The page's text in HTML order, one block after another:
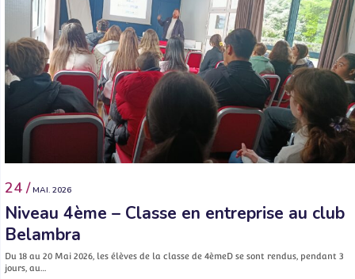
24 / MAI. 2026
Niveau 4ème – Classe en entreprise au club
Belambra
Du 18 au 20 Mai 2026, les élèves de la classe de 4èmeD se sont rendus, pendant 3
jours, au…